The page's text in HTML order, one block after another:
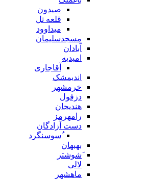
صیدون
قلعه تل
میداوود
مسجدسلیمان
آبادان
امیدیه
آقاجاری
اندیمشک
خرمشهر
دزفول
هندیجان
رامهرمز
دست آزادگان
ُسوسنگرد
بهبهان
َشوشتر
لالی
ماهشهر